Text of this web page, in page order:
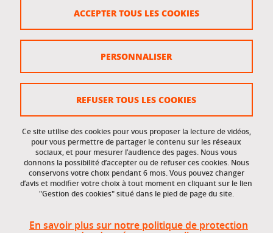
Gestion des cookies
Accessibilité : non conforme
Accès réservés
Intranet des étudiants et des personnels
Ce site utilise des cookies pour vous proposer la lecture de vidéos,
pour vous permettre de partager le contenu sur les réseaux
sociaux, et pour mesurer l’audience des pages. Nous vous
donnons la possibilité d’accepter ou de refuser ces cookies. Nous
conservons votre choix pendant 6 mois. Vous pouvez changer
d’avis et modifier votre choix à tout moment en cliquant sur le lien
"Gestion des cookies" situé dans le pied de page du site.
En savoir plus sur notre politique de protection
ACCEPTER TOUS LES COOKIES
REFUSER TOUS LES COOKIES
PERSONNALISER